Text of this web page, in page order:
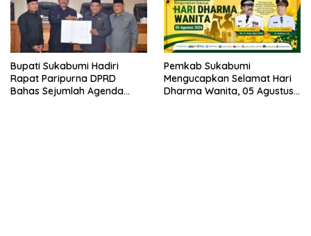
Bupati Sukabumi Hadiri
Rapat Paripurna DPRD
Bahas Sejumlah Agenda
Pemkab Sukabumi
Mengucapkan Selamat Hari
Dharma Wanita, 05 Agustus